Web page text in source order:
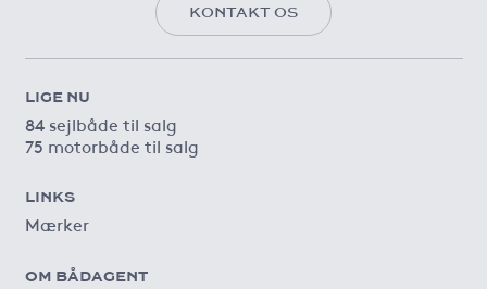
KONTAKT OS
LIGE NU
84 sejlbåde til salg
75 motorbåde til salg
LINKS
Mærker
OM BÅDAGENT